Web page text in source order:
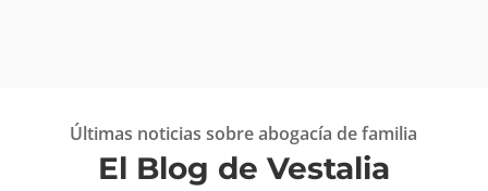
Últimas noticias sobre abogacía de familia
El Blog de Vestalia